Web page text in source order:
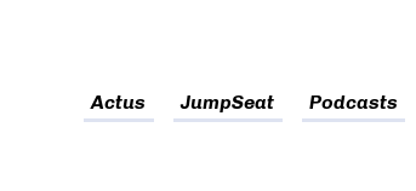
Actus JumpSeat Podcasts